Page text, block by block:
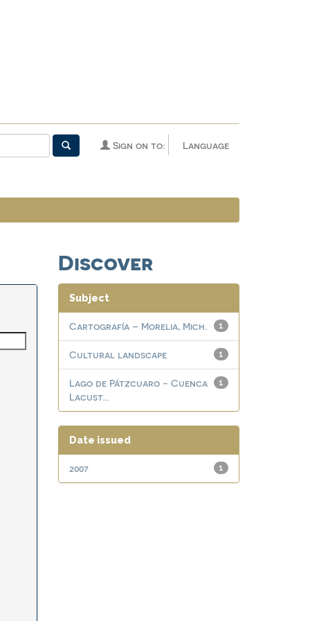
Language
Sign on to:
Discover
Subject
1
Cartografía – Morelia, Mich.
1
Cultural landscape
1
Lago de Pátzcuaro - Cuenca
Lacust...
Date issued
1
2007